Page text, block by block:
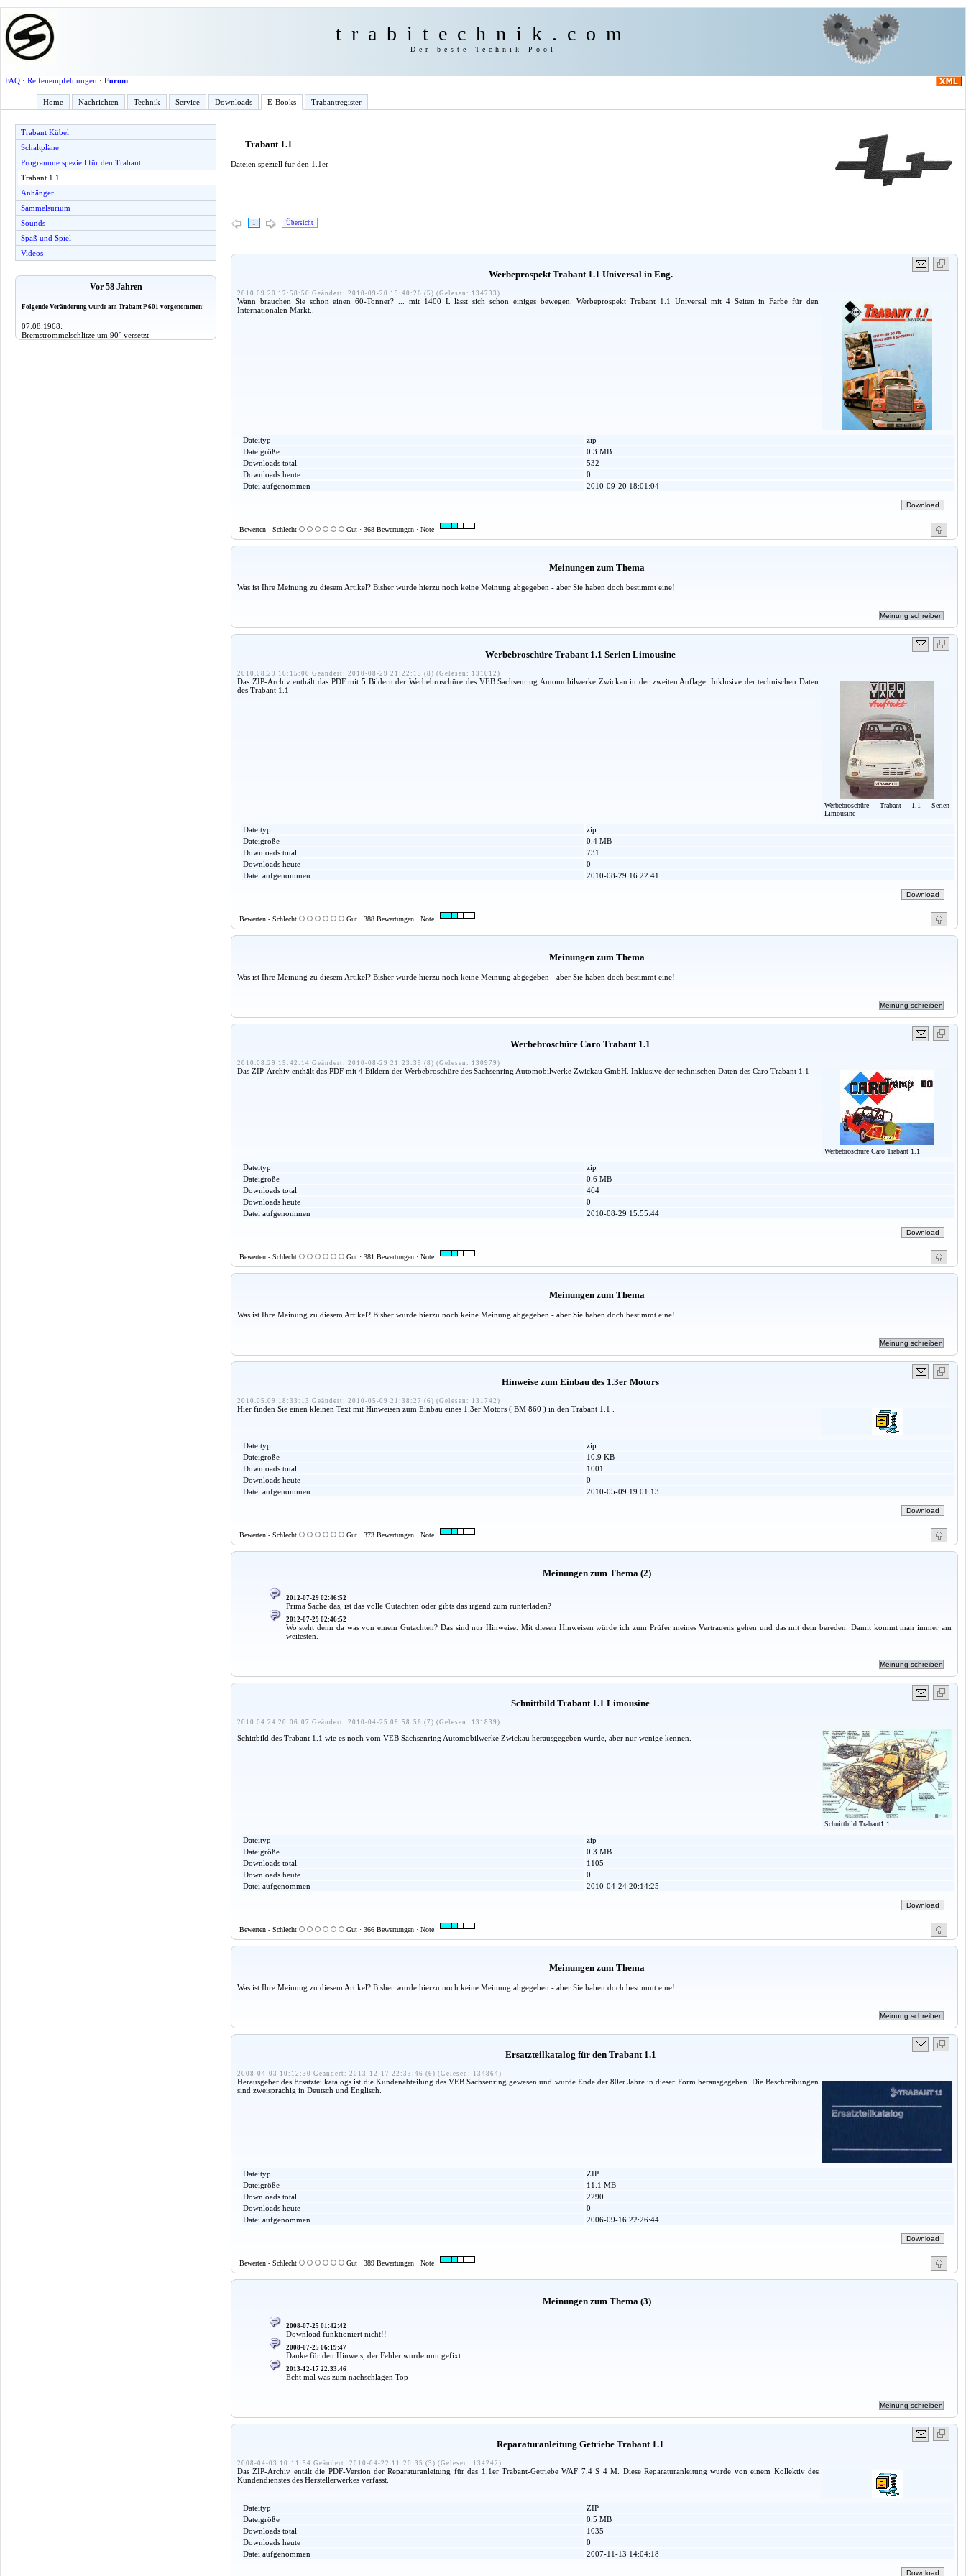
trabitechnik.com
Der beste Technik-Pool
FAQ· Reifenempfehlungen · Forum
Home Nachrichten Technik Service Downloads E-Books Trabantregister
Trabant Kübel
Schaltpläne
Programme speziell für den Trabant
Trabant 1.1
Anhänger
Sammelsurium
Sounds
Spaß und Spiel
Videos
Vor 58 Jahren
Folgende Veränderung wurde am Trabant P 601 vorgenommen:
07.08.1968:
Bremstrommelschlitze um 90° versetzt
Trabant 1.1
Dateien speziell für den 1.1er
1 Übersicht
Werbeprospekt Trabant 1.1 Universal in Eng.
2010.09.20 17:58:50 Geändert: 2010-09-20 19:40:26 (5) (Gelesen: 134733)
Wann brauchen Sie schon einen 60-Tonner? ... mit 1400 L lässt sich schon einiges bewegen. Werbeprospekt Trabant 1.1 Universal mit 4 Seiten in Farbe für den
Internationalen Markt..
Dateityp
zip
Dateigröße
0.3 MB
Downloads total
532
Downloads heute
0
Datei aufgenommen
2010-09-20 18:01:04
Bewerten - Schlecht Gut · 368 Bewertungen · Note
Meinungen zum Thema
Was ist Ihre Meinung zu diesem Artikel? Bisher wurde hierzu noch keine Meinung abgegeben - aber Sie haben doch bestimmt eine!
Werbebroschüre Trabant 1.1 Serien Limousine
2010.08.29 16:15:00 Geändert: 2010-08-29 21:22:15 (8) (Gelesen: 131012)
Werbebroschüre Trabant 1.1 Serien
Limousine
Das ZIP-Archiv enthält das PDF mit 5 Bildern der Werbebroschüre des VEB Sachsenring Automobilwerke Zwickau in der zweiten Auflage. Inklusive der technischen Daten
des Trabant 1.1
Dateityp
zip
Dateigröße
0.4 MB
Downloads total
731
Downloads heute
0
Datei aufgenommen
2010-08-29 16:22:41
Bewerten - Schlecht Gut · 388 Bewertungen · Note
Meinungen zum Thema
Was ist Ihre Meinung zu diesem Artikel? Bisher wurde hierzu noch keine Meinung abgegeben - aber Sie haben doch bestimmt eine!
Werbebroschüre Caro Trabant 1.1
2010.08.29 15:42:14 Geändert: 2010-08-29 21:23:35 (8) (Gelesen: 130979)
Werbebroschüre Caro Trabant 1.1
Das ZIP-Archiv enthält das PDF mit 4 Bildern der Werbebroschüre des Sachsenring Automobilwerke Zwickau GmbH. Inklusive der technischen Daten des Caro Trabant 1.1
Dateityp
zip
Dateigröße
0.6 MB
Downloads total
464
Downloads heute
0
Datei aufgenommen
2010-08-29 15:55:44
Bewerten - Schlecht Gut · 381 Bewertungen · Note
Meinungen zum Thema
Was ist Ihre Meinung zu diesem Artikel? Bisher wurde hierzu noch keine Meinung abgegeben - aber Sie haben doch bestimmt eine!
Hinweise zum Einbau des 1.3er Motors
2010.05.09 18:33:13 Geändert: 2010-05-09 21:38:27 (6) (Gelesen: 131742)
Hier finden Sie einen kleinen Text mit Hinweisen zum Einbau eines 1.3er Motors ( BM 860 ) in den Trabant 1.1 .
Dateityp
zip
Dateigröße
10.9 KB
Downloads total
1001
Downloads heute
0
Datei aufgenommen
2010-05-09 19:01:13
Bewerten - Schlecht Gut · 373 Bewertungen · Note
Meinungen zum Thema (2)
2012-07-29 02:46:52
Prima Sache das, ist das volle Gutachten oder gibts das irgend zum runterladen?
2012-07-29 02:46:52
Wo steht denn da was von einem Gutachten? Das sind nur Hinweise. Mit diesen Hinweisen würde ich zum Prüfer meines Vertrauens gehen und das mit dem bereden. Damit kommt man immer am
weitesten.
Schnittbild Trabant 1.1 Limousine
2010.04.24 20:06:07 Geändert: 2010-04-25 08:58:56 (7) (Gelesen: 131839)
Schnittbild Trabant1.1
Schittbild des Trabant 1.1 wie es noch vom VEB Sachsenring Automobilwerke Zwickau herausgegeben wurde, aber nur wenige kennen.
Dateityp
zip
Dateigröße
0.3 MB
Downloads total
1105
Downloads heute
0
Datei aufgenommen
2010-04-24 20:14:25
Bewerten - Schlecht Gut · 366 Bewertungen · Note
Meinungen zum Thema
Was ist Ihre Meinung zu diesem Artikel? Bisher wurde hierzu noch keine Meinung abgegeben - aber Sie haben doch bestimmt eine!
Ersatzteilkatalog für den Trabant 1.1
2008-04-03 10:12:30 Geändert: 2013-12-17 22:33:46 (6) (Gelesen: 134864)
Herausgeber des Ersatzteilkatalogs ist die Kundenabteilung des VEB Sachsenring gewesen und wurde Ende der 80er Jahre in dieser Form herausgegeben. Die Beschreibungen
sind zweisprachig in Deutsch und Englisch.
Dateityp
ZIP
Dateigröße
11.1 MB
Downloads total
2290
Downloads heute
0
Datei aufgenommen
2006-09-16 22:26:44
Bewerten - Schlecht Gut · 389 Bewertungen · Note
Meinungen zum Thema (3)
2008-07-25 01:42:42
Download funktioniert nicht!!
2008-07-25 06:19:47
Danke für den Hinweis, der Fehler wurde nun gefixt.
2013-12-17 22:33:46
Echt mal was zum nachschlagen Top
Reparaturanleitung Getriebe Trabant 1.1
2008-04-03 10:11:54 Geändert: 2010-04-22 11:20:35 (3) (Gelesen: 134242)
Das ZIP-Archiv entält die PDF-Version der Reparaturanleitung für das 1.1er Trabant-Getriebe WAF 7,4 S 4 M. Diese Reparaturanleitung wurde von einem Kollektiv des
Kundendienstes des Herstellerwerkes verfasst.
Dateityp
ZIP
Dateigröße
0.5 MB
Downloads total
1035
Downloads heute
0
Datei aufgenommen
2007-11-13 14:04:18